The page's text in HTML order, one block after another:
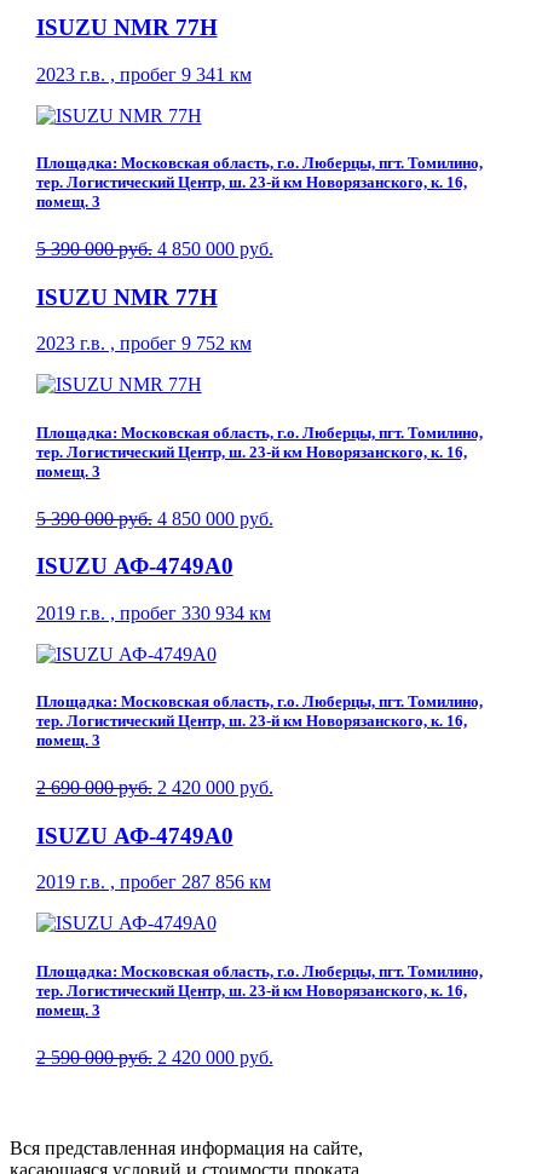
ISUZU NMR 77H
2023 г.в. , пробег 9 341 км
Площадка: Московская область, г.о. Люберцы, пгт. Томилино,
тер. Логистический Центр, ш. 23-й км Новорязанского, к. 16,
помещ. 3
5 390 000 руб. 4 850 000 руб.
ISUZU NMR 77H
2023 г.в. , пробег 9 752 км
Площадка: Московская область, г.о. Люберцы, пгт. Томилино,
тер. Логистический Центр, ш. 23-й км Новорязанского, к. 16,
помещ. 3
5 390 000 руб. 4 850 000 руб.
ISUZU АФ-4749A0
2019 г.в. , пробег 330 934 км
Площадка: Московская область, г.о. Люберцы, пгт. Томилино,
тер. Логистический Центр, ш. 23-й км Новорязанского, к. 16,
помещ. 3
2 690 000 руб. 2 420 000 руб.
ISUZU АФ-4749A0
2019 г.в. , пробег 287 856 км
Площадка: Московская область, г.о. Люберцы, пгт. Томилино,
тер. Логистический Центр, ш. 23-й км Новорязанского, к. 16,
помещ. 3
2 590 000 руб. 2 420 000 руб.
Вся представленная информация на сайте,
касающаяся условий и стоимости проката,